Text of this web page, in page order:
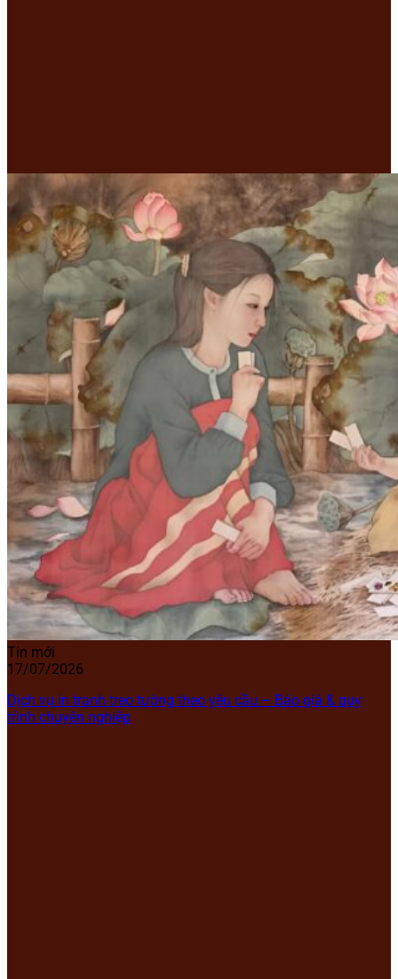
Tin mới
17/07/2026
Dịch vụ in tranh treo tường theo yêu cầu – Báo giá & quy
trình chuyên nghiệp